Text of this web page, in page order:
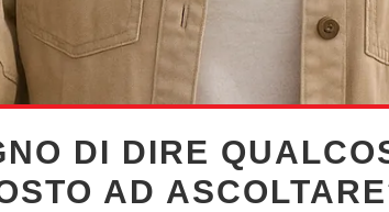
DI DIRE
AD